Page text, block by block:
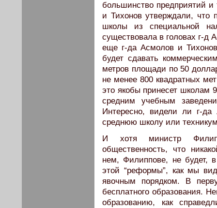
большинство предприятий и
и Тихонов утверждали, что
школы из специальной
существовала в головах г-д
еще г-да Асмолов и
будет сдавать
метров площади по 50
не менее 800 квадратных
это якобы принесет школам
средним учебным
Интересно, видели ли г-
среднюю школу или
И хотя министр
общественность, что
нем, Филиппове, не будет,
этой “реформы”, как мы
явочным порядком. В
бесплатного образования.
образованию, как